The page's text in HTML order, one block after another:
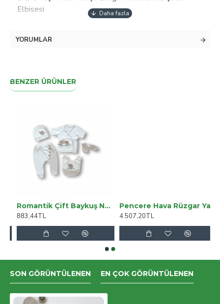
Elbisesi
YORUMLAR
BENZER ÜRÜNLER
Romantik Çift Baykuş Nakışlı %100 Cotton Antibakteriyel 5li Zıbın Takımı Hastane Çıkışı
883,44TL
Pencere Hava Rüzgar Yalıtım Filmi 3*9 Metre
4.507,20TL
SON GÖRÜNTÜLENEN EN ÇOK GÖRÜNTÜLENEN